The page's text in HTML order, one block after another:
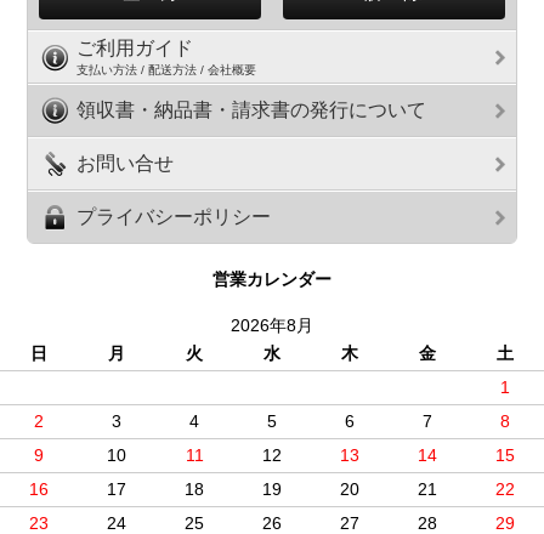
ご利用ガイド
支払い方法 / 配送方法 / 会社概要
領収書・納品書・請求書の発行について
お問い合せ
プライバシーポリシー
営業カレンダー
2026年8月
日
月 火 水 木 金
土
1
2
3 4 5 6 7
8
9
10 11 12 13 14
15
16
17 18 19 20 21
22
23
24 25 26 27 28 29